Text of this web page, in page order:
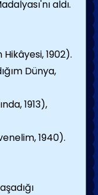
aldı.
1902).
Dünya,
1913),
1940).